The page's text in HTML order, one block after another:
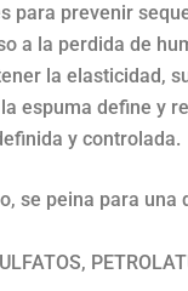
para prevenir
a la perdida de
la elasticidad,
espuma define y
y controlada.
se peina para